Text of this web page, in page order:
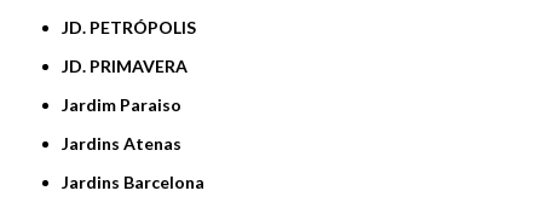
JD. PETRÓPOLIS
JD. PRIMAVERA
Jardim Paraiso
Jardins Atenas
Jardins Barcelona